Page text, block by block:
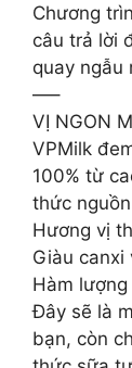
Chương
câu trả lời
quay ngẫu
—–
VỊ NGON
VPMilk
100% từ
thức
Hương vị
Giàu canxi
Hàm
Đây sẽ là
bạn, còn